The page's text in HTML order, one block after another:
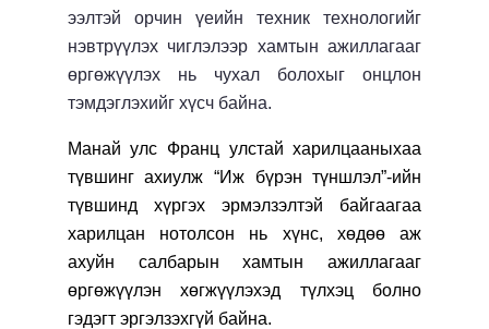
ээлтэй орчин үеийн техник технологийг
нэвтрүүлэх чиглэлээр хамтын ажиллагааг
өргөжүүлэх нь чухал болохыг онцлон
тэмдэглэхийг хүсч байна.
Манай улс Франц улстай харилцааныхаа
түвшинг ахиулж “Иж бүрэн түншлэл”-ийн
түвшинд хүргэх эрмэлзэлтэй байгаагаа
харилцан нотолсон нь хүнс, хөдөө аж
ахуйн салбарын хамтын ажиллагааг
өргөжүүлэн хөгжүүлэхэд түлхэц болно
гэдэгт эргэлзэхгүй байна.